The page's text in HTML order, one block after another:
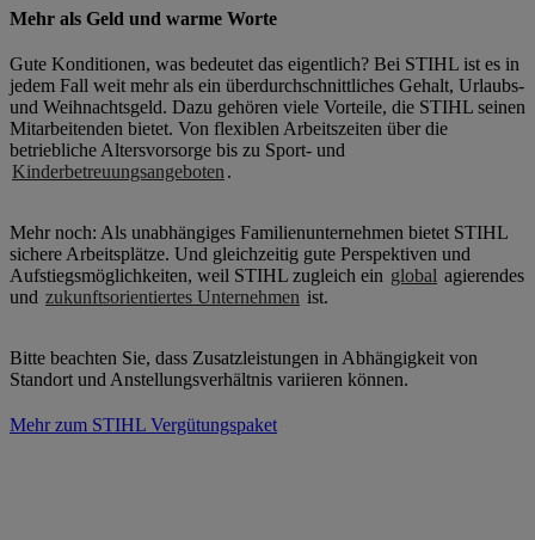
Mehr als Geld und warme Worte
Gute Konditionen, was bedeutet das eigentlich? Bei STIHL ist es in
jedem Fall weit mehr als ein überdurchschnittliches Gehalt, Urlaubs-
und Weihnachtsgeld. Dazu gehören viele Vorteile, die STIHL seinen
Mitarbeitenden bietet. Von flexiblen Arbeitszeiten über die
betriebliche Altersvorsorge bis zu Sport- und
Kinderbetreuungsangeboten .
Mehr noch: Als unabhängiges Familienunternehmen bietet STIHL
sichere Arbeitsplätze. Und gleichzeitig gute Perspektiven und
Aufstiegsmöglichkeiten, weil STIHL zugleich ein global agierendes
und zukunftsorientiertes Unternehmen ist.
Bitte beachten Sie, dass Zusatzleistungen in Abhängigkeit von
Standort und Anstellungsverhältnis variieren können.
Mehr zum STIHL Vergütungspaket